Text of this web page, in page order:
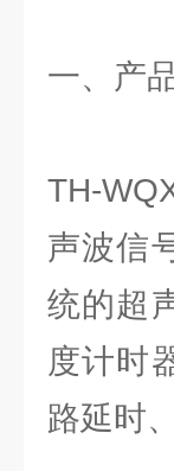
一、产
TH-
声波信
统的超
度计时
路延时